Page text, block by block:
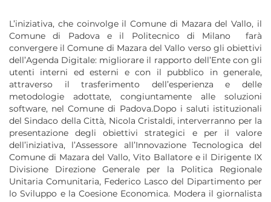
L’iniziativa, che coinvolge il Comune di Mazara del Vallo, il
Comune di Padova e il Politecnico di Milano farà
convergere il Comune di Mazara del Vallo verso gli obiettivi
dell’Agenda Digitale: migliorare il rapporto dell’Ente con gli
utenti interni ed esterni e con il pubblico in generale,
attraverso il trasferimento dell’esperienza e delle
metodologie adottate, congiuntamente alle soluzioni
software, nel Comune di Padova.Dopo i saluti istituzionali
del Sindaco della Città, Nicola Cristaldi, interverranno per la
presentazione degli obiettivi strategici e per il valore
dell’iniziativa, l’Assessore all’Innovazione Tecnologica del
Comune di Mazara del Vallo, Vito Ballatore e il Dirigente IX
Divisione Direzione Generale per la Politica Regionale
Unitaria Comunitaria, Federico Lasco del Dipartimento per
lo Sviluppo e la Coesione Economica. Modera il giornalista